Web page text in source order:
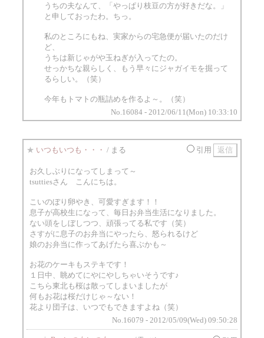
うちの夫なんて、「やっぱり枝豆の方が好きだな。」
と申しておったわ。ちっ。
私のところにもね、実家からの宅急便が届いたのだけ
ど、
うちは新じゃがや玉ねぎが入ってたの。
せっかちな親らしく、もう早々にジャガイモを掘って
るらしい。（笑）
今年もトマトの瓶詰めを作るよ～。（笑）
No.16084 - 2012/06/11(Mon) 10:33:10
★ いつもいつも・・・ / まる 引用
お久しぶりになってしまって～
tsuttiesさん こんにちは。
こいのぼり卵やき、可愛すぎます！！
息子が高校生になって、毎日お弁当生活になりました。
ない頭をしぼしつつ、頑張ってる私です（笑）
さすがに息子のお弁当にやったら、怒られるけど
娘のお弁当に作ってあげたら喜ぶかも～
お花のケーキもステキです！
１日中、眺めてにやにやしちゃいそうです♪
こちら東北も桜は散ってしまいましたが
何もお花は桜だけじゃ～ない！
花より団子は、いつでもできますよね（笑）
No.16079 - 2012/05/09(Wed) 09:50:28